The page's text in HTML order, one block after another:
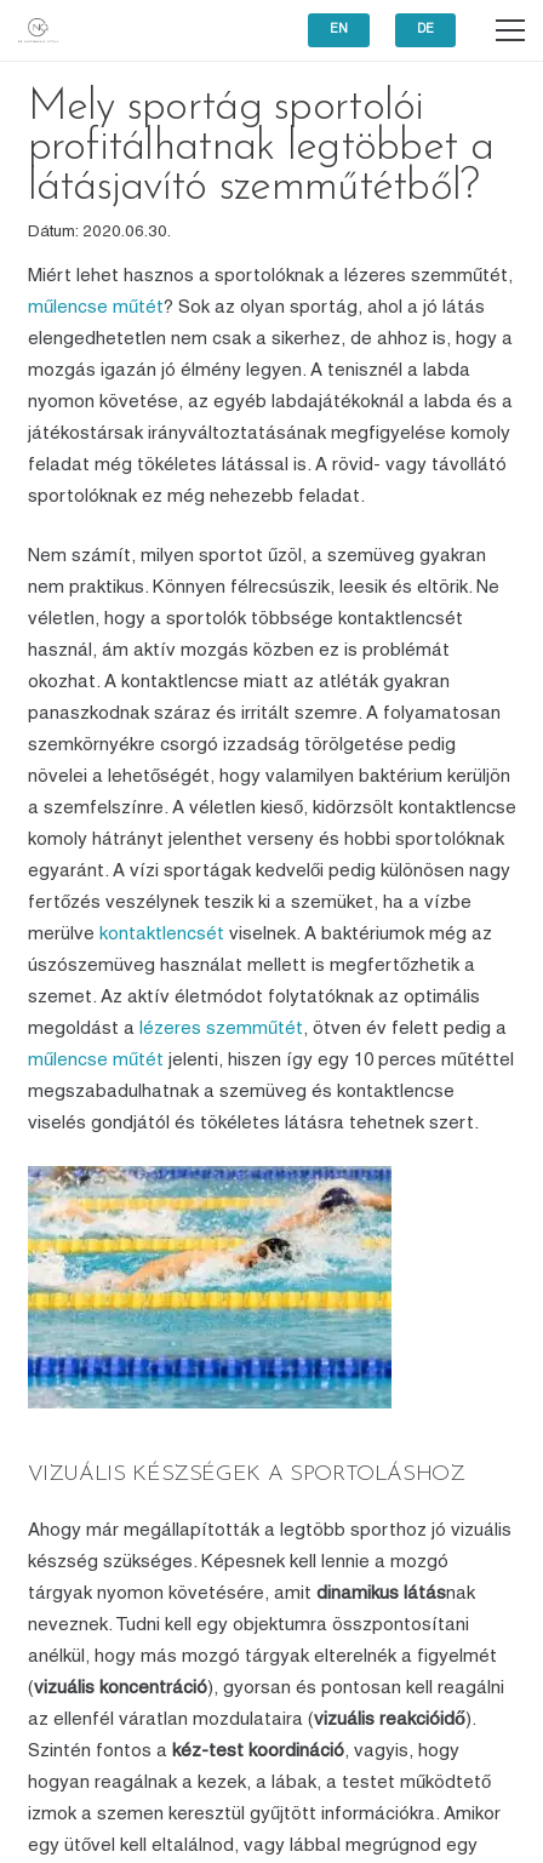
EN DE
Mely sportág sportolói
profitálhatnak legtöbbet a
látásjavító szemműtétből?
Dátum: 2020.06.30.
Miért lehet hasznos a sportolóknak a lézeres szemműtét,
műlencse műtét? Sok az olyan sportág, ahol a jó látás
elengedhetetlen nem csak a sikerhez, de ahhoz is, hogy a
mozgás igazán jó élmény legyen. A tenisznél a labda
nyomon követése, az egyéb labdajátékoknál a labda és a
játékostársak irányváltoztatásának megfigyelése komoly
feladat még tökéletes látással is. A rövid- vagy távollátó
sportolóknak ez még nehezebb feladat.
Nem számít, milyen sportot űzöl, a szemüveg gyakran
nem praktikus. Könnyen félrecsúszik, leesik és eltörik. Ne
véletlen, hogy a sportolók többsége kontaktlencsét
használ, ám aktív mozgás közben ez is problémát
okozhat. A kontaktlencse miatt az atléták gyakran
panaszkodnak száraz és irritált szemre. A folyamatosan
szemkörnyékre csorgó izzadság törölgetése pedig
növelei a lehetőségét, hogy valamilyen baktérium kerüljön
a szemfelszínre. A véletlen kieső, kidörzsölt kontaktlencse
komoly hátrányt jelenthet verseny és hobbi sportolóknak
egyaránt. A vízi sportágak kedvelői pedig különösen nagy
fertőzés veszélynek teszik ki a szemüket, ha a vízbe
merülve kontaktlencsét viselnek. A baktériumok még az
úszószemüveg használat mellett is megfertőzhetik a
szemet. Az aktív életmódot folytatóknak az optimális
megoldást a lézeres szemműtét, ötven év felett pedig a
műlencse műtét jelenti, hiszen így egy 10 perces műtéttel
megszabadulhatnak a szemüveg és kontaktlencse
viselés gondjától és tökéletes látásra tehetnek szert.
VIZUÁLIS KÉSZSÉGEK A SPORTOLÁSHOZ
Ahogy már megállapították a legtöbb sporthoz jó vizuális
készség szükséges. Képesnek kell lennie a mozgó
tárgyak nyomon követésére, amit dinamikus látásnak
neveznek. Tudni kell egy objektumra összpontosítani
anélkül, hogy más mozgó tárgyak elterelnék a figyelmét
(vizuális koncentráció), gyorsan és pontosan kell reagálni
az ellenfél váratlan mozdulataira (vizuális reakcióidő).
Szintén fontos a kéz-test koordináció, vagyis, hogy
hogyan reagálnak a kezek, a lábak, a testet működtető
izmok a szemen keresztül gyűjtött információkra. Amikor
egy ütővel kell eltalálnod, vagy lábbal megrúgnod egy